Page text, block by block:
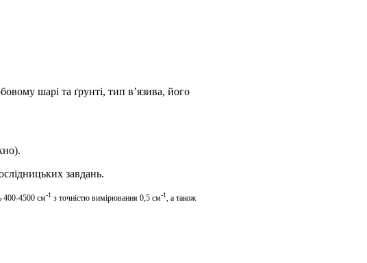
шарі та ґрунті, тип в’язива, його
завдань.
400-4500 см-1 з точністю вимірювання 0,5 см-1
, а також